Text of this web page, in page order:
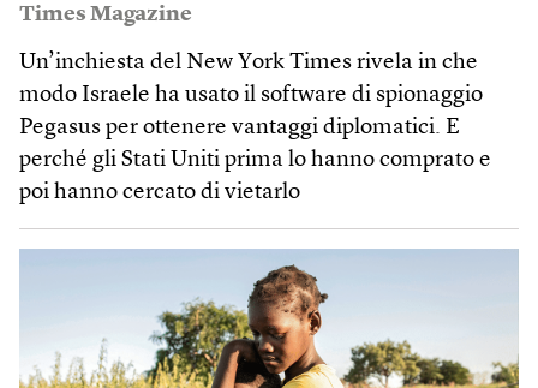
Times Magazine
Un’inchiesta del New York Times rivela in che
modo Israele ha usato il software di spionaggio
Pegasus per ottenere vantaggi diplomatici. E
perché gli Stati Uniti prima lo hanno comprato e
poi hanno cercato di vietarlo